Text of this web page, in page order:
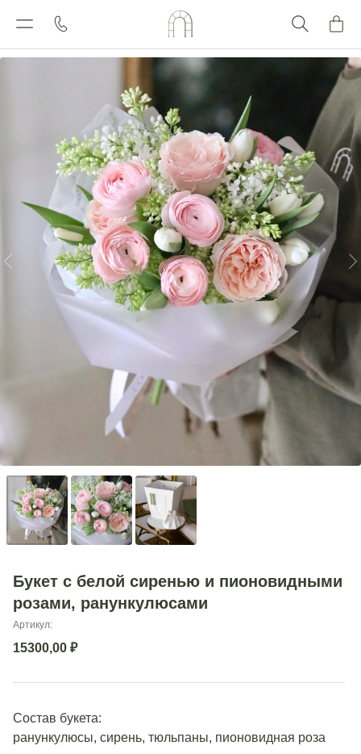
Букет с белой сиренью и пионовидными
розами, ранункулюсами
Артикул:
15300,00 ₽
Состав букета:
ранункулюсы, сирень, тюльпаны, пионовидная роза